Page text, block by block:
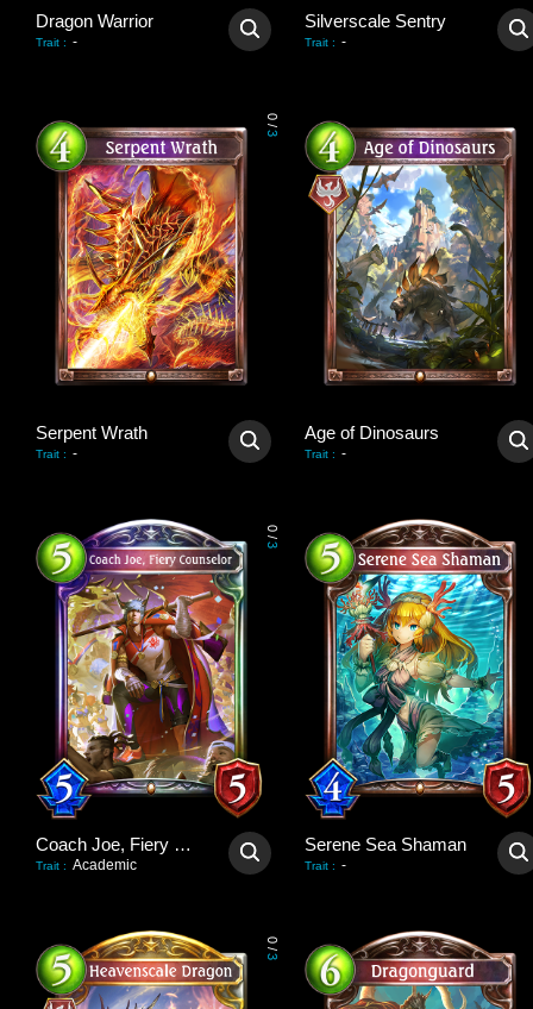
Dragon Warrior
Trait : -
Silverscale Sentry
Trait : -
0
/
3
Serpent Wrath
Trait : -
Age of Dinosaurs
Trait : -
0
/
3
Coach Joe, Fiery Counselor
Trait : Academic
Serene Sea Shaman
Trait : -
0
/
3